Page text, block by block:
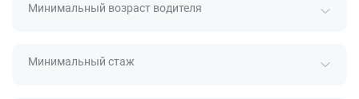
Минимальный возраст водителя
Минимальный стаж